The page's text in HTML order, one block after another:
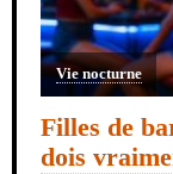
Vie nocturne
Filles de
dois